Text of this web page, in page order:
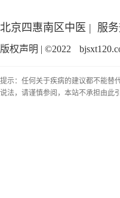
北京四惠南区中医 | 服务
版权声明 | ©2022
提示：任何关于疾病的建议都不能替
说法，请谨慎参阅，本站不承担由此